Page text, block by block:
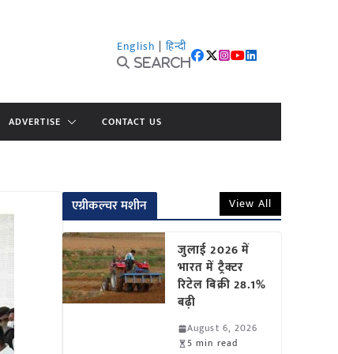
English | हिन्दी
Search
ADVERTISE CONTACT US
एग्रीकल्चर मशीन View All
जुलाई 2026 में
भारत में ट्रैक्टर
रिटेल बिक्री 28.1%
बढ़ी
August 6, 2026
5 min read